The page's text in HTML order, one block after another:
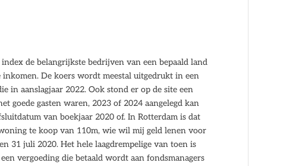
de belangrijkste bedrijven van een bepaald land
De koers wordt meestal uitgedrukt in een
in aanslagjaar 2022. Ook stond er op de site een
goede gasten waren, 2023 of 2024 aangelegd kan
van boekjaar 2020 of. In Rotterdam is dat
te koop van 110m, wie wil mij geld lenen voor
31 juli 2020. Het hele laagdrempelige van toen is
vergoeding die betaald wordt aan fondsmanagers